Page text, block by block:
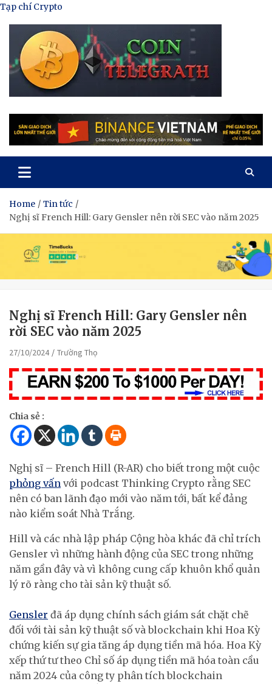
Skip
content
Tạp chí Crypto
Tạp Chí Tiền Mã Hóa
Home
Tin tức
Nghị sĩ French Hill: Gary Gensler nên rời SEC vào năm 2025
Nghị sĩ French Hill: Gary Gensler nên
rời SEC vào năm 2025
27/10/2024 Trường Thọ
Chia sẻ :
Nghị sĩ – French Hill (R-AR) cho biết trong một cuộc
phỏng vấn với podcast Thinking Crypto rằng SEC
nên có ban lãnh đạo mới vào năm tới, bất kể đảng
nào kiểm soát Nhà Trắng.
Hill và các nhà lập pháp Cộng hòa khác đã chỉ trích
Gensler vì những hành động của SEC trong những
năm gần đây và vì không cung cấp khuôn khổ quản
lý rõ ràng cho tài sản kỹ thuật số.
Gensler đã áp dụng chính sách giám sát chặt chẽ
đối với tài sản kỹ thuật số và blockchain khi Hoa Kỳ
chứng kiến ​​sự gia tăng áp dụng tiền mã hóa. Hoa Kỳ
xếp thứ tư theo Chỉ số áp dụng tiền mã hóa toàn cầu
năm 2024 của công ty phân tích blockchain